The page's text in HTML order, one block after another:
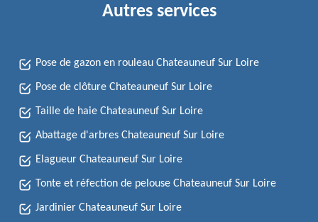
Autres services
Pose de gazon en rouleau Chateauneuf Sur Loire
Pose de clôture Chateauneuf Sur Loire
Taille de haie Chateauneuf Sur Loire
Abattage d'arbres Chateauneuf Sur Loire
Elagueur Chateauneuf Sur Loire
Tonte et réfection de pelouse Chateauneuf Sur Loire
Jardinier Chateauneuf Sur Loire